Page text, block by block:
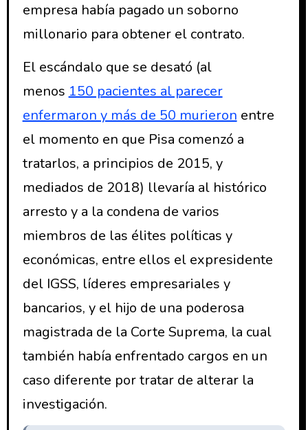
empresa había pagado un soborno
millonario para obtener el contrato.
El escándalo que se desató (al
menos 150 pacientes al parecer
enfermaron y más de 50 murieron entre
el momento en que Pisa comenzó a
tratarlos, a principios de 2015, y
mediados de 2018) llevaría al histórico
arresto y a la condena de varios
miembros de las élites políticas y
económicas, entre ellos el expresidente
del IGSS, líderes empresariales y
bancarios, y el hijo de una poderosa
magistrada de la Corte Suprema, la cual
también había enfrentado cargos en un
caso diferente por tratar de alterar la
investigación.